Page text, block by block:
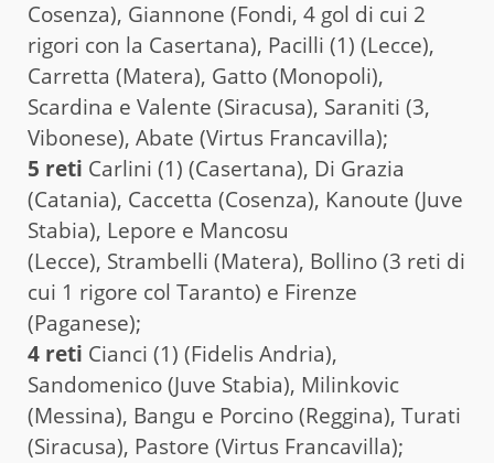
Cosenza), Giannone (Fondi, 4 gol di cui 2
rigori con la Casertana), Pacilli (1) (Lecce),
Carretta (Matera), Gatto (Monopoli),
Scardina e Valente (Siracusa), Saraniti (3,
Vibonese), Abate (Virtus Francavilla);
5 reti Carlini (1) (Casertana), Di Grazia
(Catania), Caccetta (Cosenza), Kanoute (Juve
Stabia), Lepore e Mancosu
(Lecce), Strambelli (Matera), Bollino (3 reti di
cui 1 rigore col Taranto) e Firenze
(Paganese);
4 reti Cianci (1) (Fidelis Andria),
Sandomenico (Juve Stabia), Milinkovic
(Messina), Bangu e Porcino (Reggina), Turati
(Siracusa), Pastore (Virtus Francavilla);